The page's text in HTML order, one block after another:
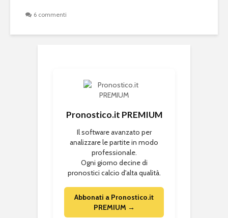
6 commenti
Pronostico.it PREMIUM
Il software avanzato per
analizzare le partite in modo
professionale.
Ogni giorno decine di
pronostici calcio d'alta qualità.
Abbonati a Pronostico.it
PREMIUM →